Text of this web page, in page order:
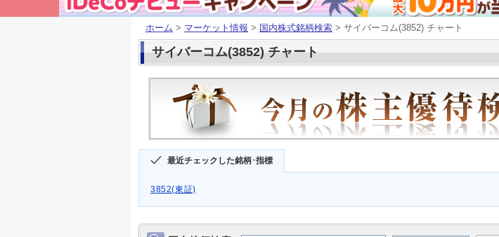
ホーム > マーケット情報 > 国内株式銘柄検索 > サイバーコム(3852) チャート
サイバーコム(3852) チャート
最近チェックした銘柄･指標
3852(東証)